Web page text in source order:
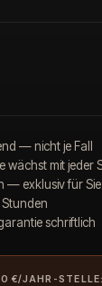
— nicht je Fall
wächst mit jeder
— exklusiv für Sie
schriftlich
€/JAHR-STELLE: